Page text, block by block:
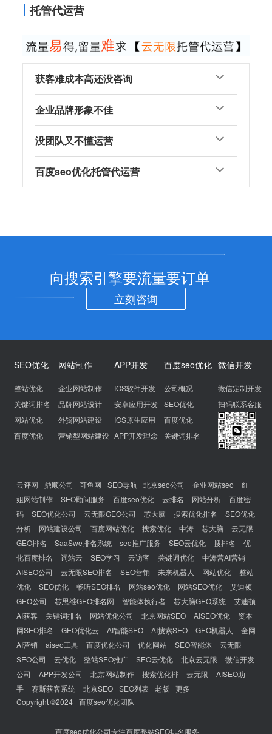
托管代运营
获客难成本高还没咨询
企业品牌形象不佳
没团队又不懂运营
百度seo优化托管代运营
向搜索引擎要流量要订单
立刻咨询
SEO优化
整站优化
关键词排名
网站优化
百度优化
网站制作
企业网站制作
品牌网站设计
外贸网站建设
营销型网站建设
APP开发
IOS软件开发
安卓应用开发
IOS原生应用
APP开发理念
百度seo优化
公司概况
SEO优化
百度优化
关键词排名
微信开发
微信定制开发
扫码联系客服
云评网 鼎顺公司 可鱼网 SEO导航 北京seo公司 企业网站seo
红
姐网站制作
SEO顾问服务 百度seo优化 云排名 网站分析
百度密
码
SEO优化公司 云无限GEO公司 芯大脑 搜索优化排名
SEO优化
分析
网站建设公司 百度网站优化 搜索优化 中涛 芯大脑
云无限
GEO排名
SaaSwe排名系统 seo推广服务 SEO云优化 搜排名
优
化百度排名
词站云 SEO学习 云访客 关键词优化
中涛营AI营销
AISEO公司
云无限SEO排名 SEO营销 未来机器人 网站优化
整站
优化
SEO优化 畅听SEO排名 网站seo优化 网站SEO优化
艾迪顿
GEO公司
芯思维GEO排名网 智能体执行者 芯大脑GEO系统
艾迪顿
AI获客
关键词排名 网站优化公司 北京网站SEO AISEO优化
资本
网SEO排名
GEO优化云 AI智能SEO AI搜索SEO GEO机器人
全网
AI营销
aiseo工具 百度优化公司 优化网站 SEO智能体
云无限
SEO公司
云优化 整站SEO推广 SEO云优化 北京云无限
微信开发
公司
APP开发公司 北京网站制作 搜索优化排 云无限
AISEO助
手
赛斯获客系统 北京SEO SEO列表 老版
更多
Copyright ©2024 百度seo优化团队
百度seo优化公司专注百度整站SEO排名服务